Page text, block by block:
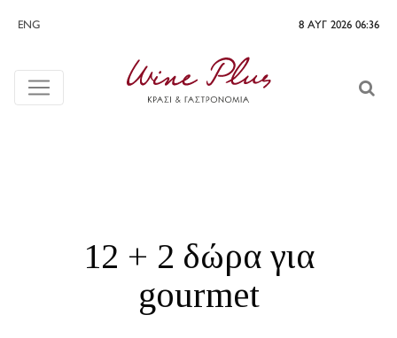
ENG 8 ΑΥΓ 2026 06:36
12 + 2 δώρα για
gourmet